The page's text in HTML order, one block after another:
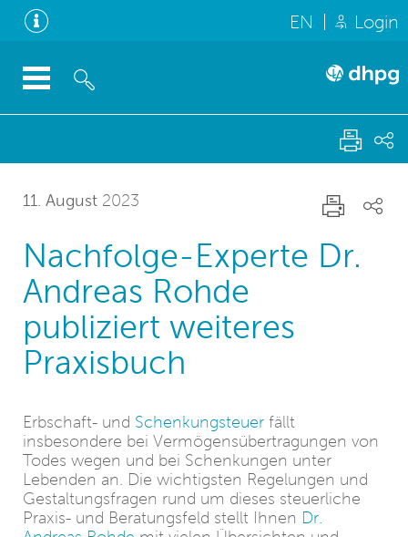
EN Login
11. August 2023
Nachfolge-Experte Dr.
Andreas Rohde
publiziert weiteres
Praxisbuch
Erbschaft- und Schenkungsteuer fällt
insbesondere bei Vermögensübertragungen von
Todes wegen und bei Schenkungen unter
Lebenden an. Die wichtigsten Regelungen und
Gestaltungsfragen rund um dieses steuerliche
Praxis- und Beratungsfeld stellt Ihnen Dr.